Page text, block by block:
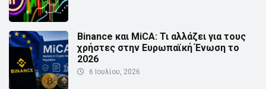
Binance και MiCA: Τι αλλάζει για τους
χρήστες στην Ευρωπαϊκή Ένωση το
2026
6 Ιουλίου, 2026